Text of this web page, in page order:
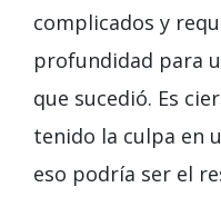
complicados y
profundidad para
que sucedió. Es
tenido la culpa en
eso podría ser el